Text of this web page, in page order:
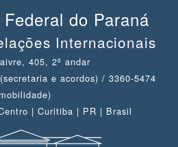
do Paraná
Internacionais
405, 2º andar
| Curitiba | PR | Brasil